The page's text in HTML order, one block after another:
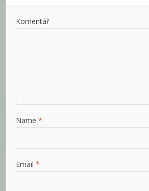
Komentář
Name *
Email *